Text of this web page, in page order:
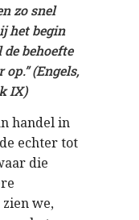
zo snel
het begin
behoefte
(Engels,
IX)
handel in
echter tot
die
zien we,